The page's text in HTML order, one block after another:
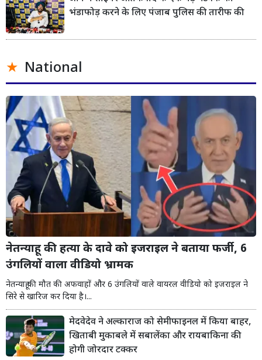
भंडाफोड़ करने के लिए पंजाब पुलिस की तारीफ की
National
नेतन्याहू की हत्या के दावे को इजराइल ने बताया फर्जी, 6
उंगलियों वाला वीडियो भ्रामक
नेतन्याहू की मौत की अफवाहों और 6 उंगलियों वाले वायरल वीडियो को इजराइल ने
सिरे से खारिज कर दिया है।...
मेदवेदेव ने अल्काराज को सेमीफाइनल में किया बाहर,
खिताबी मुकाबले में सबालेंका और रायबाकिना की
होगी जोरदार टक्कर